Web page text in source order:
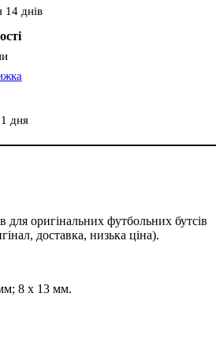
днів
дня
для оригінальних футбольних бутсів
доставка, низька ціна).
8 х 13 мм.